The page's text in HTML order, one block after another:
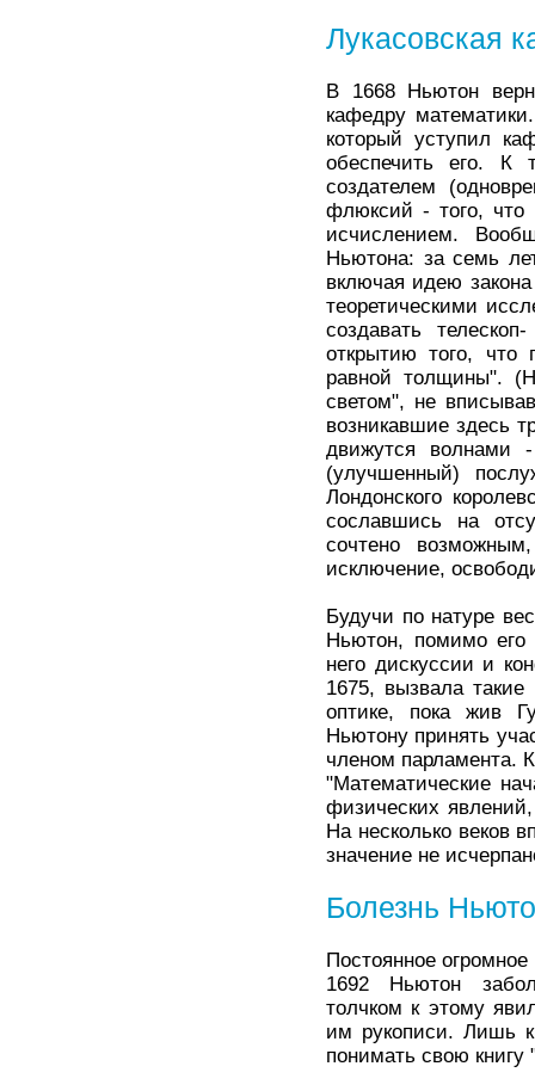
Лукасовская
В 1668 Ньютон
кафедру
который уступил
обеспечить его.
создателем
флюксий - того, что
исчислением.
Ньютона: за семь
включая идею
теоретическими
создавать
открытию того, что
равной толщины".
светом", не
возникавшие здесь
движутся волнами -
(улучшенный)
Лондонского
сославшись на
сочтено
исключение,
Будучи по натуре
Ньютон, помимо его
него дискуссии и
1675, вызвала
оптике, пока жив
Ньютону принять
членом парламента.
"Математические
физических
На несколько веков
значение не
Болезнь
Постоянное
1692 Ньютон
толчком к этому
им рукописи. Лишь к
понимать свою книгу